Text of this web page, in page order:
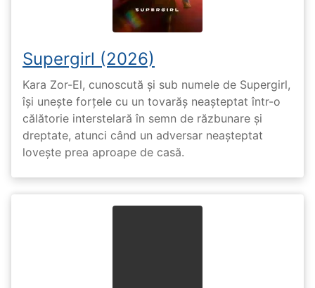
Supergirl (2026)
Kara Zor-El, cunoscută și sub numele de Supergirl,
își unește forțele cu un tovarăș neașteptat într-o
călătorie interstelară în semn de răzbunare și
dreptate, atunci când un adversar neașteptat
lovește prea aproape de casă.